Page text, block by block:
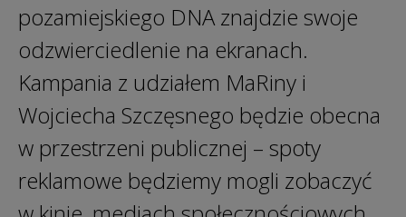
pozamiejskiego DNA znajdzie swoje
odzwierciedlenie na ekranach.
Kampania z udziałem MaRiny i
Wojciecha Szczęsnego będzie obecna
w przestrzeni publicznej – spoty
reklamowe będziemy mogli zobaczyć